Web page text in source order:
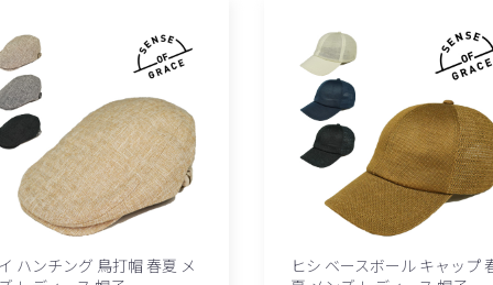
ハンチング 鳥打帽 春夏 メ
ヒシ ベースボール キャップ